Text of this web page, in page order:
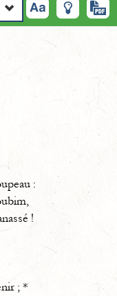
:
!
; *